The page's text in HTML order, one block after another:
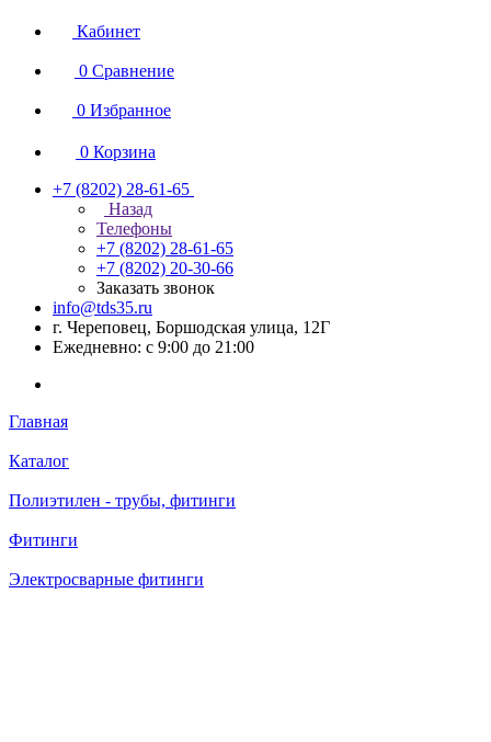
Кабинет
0 Сравнение
0 Избранное
0 Корзина
+7 (8202) 28‑61-65
Назад
Телефоны
+7 (8202) 28‑61-65
+7 (8202) 20‑30-66
Заказать звонок
info@tds35.ru
г. Череповец, Боршодская улица, 12Г
Ежедневно: с 9:00 до 21:00
Главная
Каталог
Полиэтилен - трубы, фитинги
Фитинги
Электросварные фитинги